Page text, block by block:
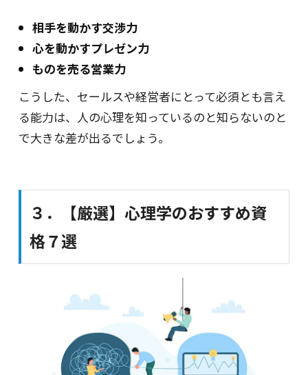
相手を動かす交渉力
心を動かすプレゼン力
ものを売る営業力
こうした、セールスや経営者にとって必須とも言え
る能力は、人の心理を知っているのと知らないのと
で大きな差が出るでしょう。
３．【厳選】心理学のおすすめ資
格７選